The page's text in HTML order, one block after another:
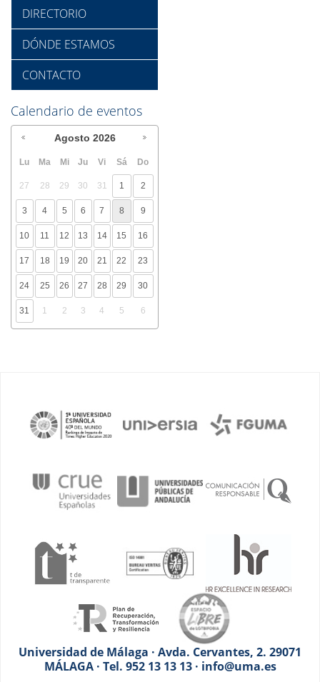
DIRECTORIO
DÓNDE ESTAMOS
CONTACTO
Calendario de eventos
Agosto 2026
Lu Ma Mi Ju Vi Sá Do
27 28 29 30 31 1 2
3 4 5 6 7 8 9
10 11 12 13 14 15 16
17 18 19 20 21 22 23
24 25 26 27 28 29 30
31 1 2 3 4 5 6
Universidad de Málaga · Avda. Cervantes, 2. 29071
MÁLAGA · Tel. 952 13 13 13 · info@uma.es